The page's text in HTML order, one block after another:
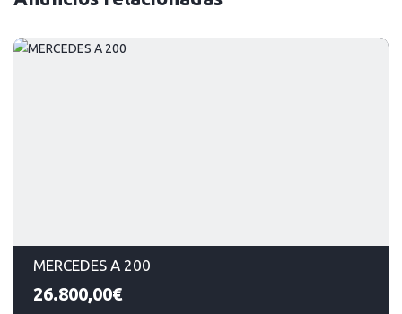
MERCEDES A 200
26.800,00€